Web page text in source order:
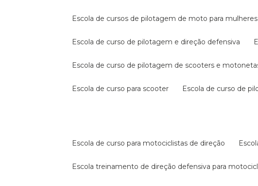
escola de cursos de pilotagem de moto para mulheres
escola de curso de pilotagem e direção defensiva
escola de curso de pilotagem de scooters e
escola de curso para scooter escola de curso de
escola de curso para motociclistas de direção
escola treinamento de direção defensiva para